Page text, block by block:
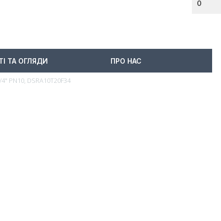
0
ТА ОГЛЯДИ ПРО НАС
PN10, DSRA10T20F34